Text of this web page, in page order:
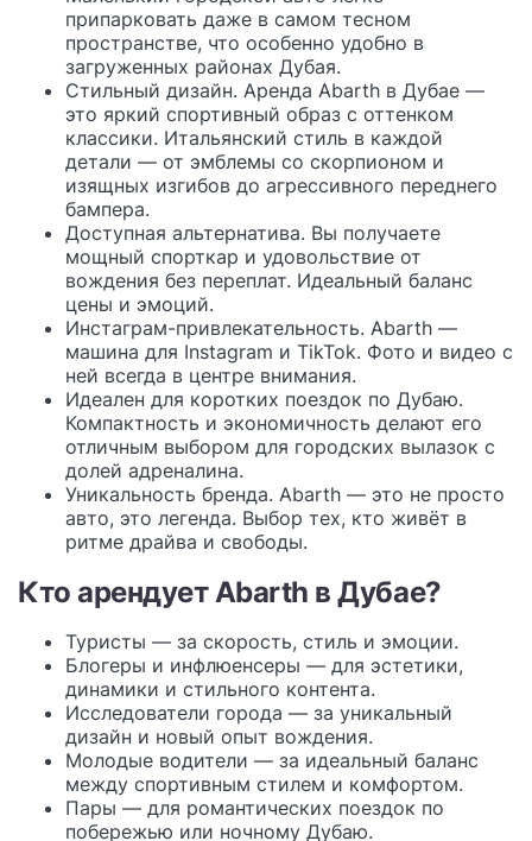
припарковать даже в самом тесном
пространстве, что особенно удобно в
загруженных районах Дубая.
Стильный дизайн. Аренда Abarth в Дубае —
это яркий спортивный образ с оттенком
классики. Итальянский стиль в каждой
детали — от эмблемы со скорпионом и
изящных изгибов до агрессивного переднего
бампера.
Доступная альтернатива. Вы получаете
мощный спорткар и удовольствие от
вождения без переплат. Идеальный баланс
цены и эмоций.
Инстаграм-привлекательность. Abarth —
машина для Instagram и TikTok. Фото и видео с
ней всегда в центре внимания.
Идеален для коротких поездок по Дубаю.
Компактность и экономичность делают его
отличным выбором для городских вылазок с
долей адреналина.
Уникальность бренда. Abarth — это не просто
авто, это легенда. Выбор тех, кто живёт в
ритме драйва и свободы.
Кто арендует Abarth в Дубае?
Туристы — за скорость, стиль и эмоции.
Блогеры и инфлюенсеры — для эстетики,
динамики и стильного контента.
Исследователи города — за уникальный
дизайн и новый опыт вождения.
Молодые водители — за идеальный баланс
между спортивным стилем и комфортом.
Пары — для романтических поездок по
побережью или ночному Дубаю.